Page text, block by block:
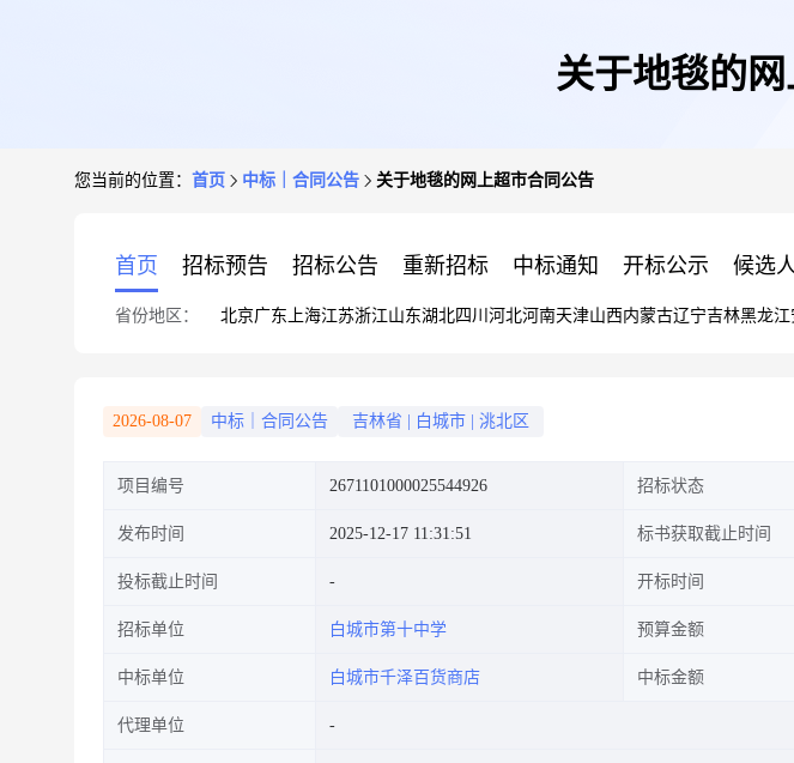
关于地毯的
您当前的位置： 首页 中标｜合同公告 关于地毯的网上超市合同公告
首页 招标预告 招标公告 重新招标 中标通知 开标公示 候选
省份地区： 北京广东 上海江苏浙江山东湖北四川 河北河南天津山西内蒙古辽宁吉林黑龙江
2026-08-07 中标｜合同公告 吉林省 白城市 洮北区
项目编号 2671101000025544926 招标状态
发布时间 2025-12-17 11:31:51 标书获取截止时间
投标截止时间 开标时间
招标单位 白城市第十中学 预算金额
中标单位 白城市千泽百货商店 中标金额
代理单位